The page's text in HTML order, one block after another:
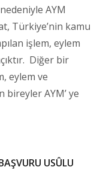
AYM
Türkiye’nin kamu
işlem, eylem
Diğer bir
eylem ve
bireyler AYM’ ye
USÛLU